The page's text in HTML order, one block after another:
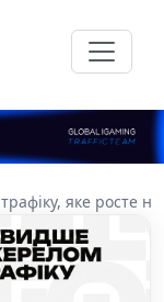
яке росте